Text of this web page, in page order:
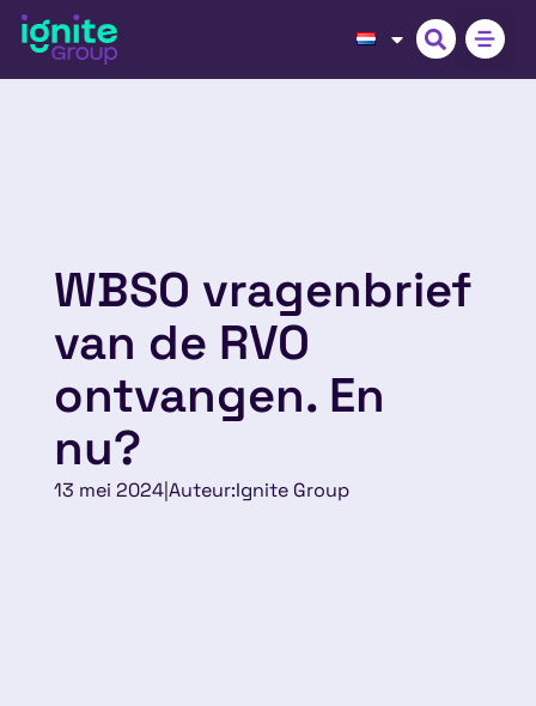
WBSO vragenbrief
van de RVO
ontvangen. En
nu?
13 mei 2024|Auteur:Ignite Group